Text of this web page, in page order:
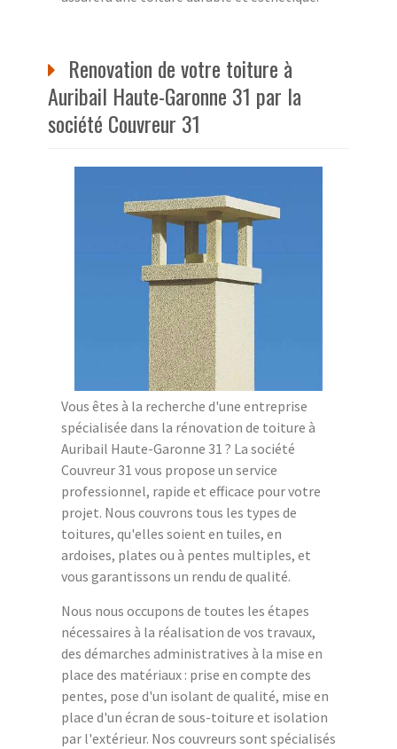
Renovation de votre toiture à
Auribail Haute-Garonne 31 par la
société Couvreur 31
Vous êtes à la recherche d'une entreprise
spécialisée dans la rénovation de toiture à
Auribail Haute-Garonne 31 ? La société
Couvreur 31 vous propose un service
professionnel, rapide et efficace pour votre
projet. Nous couvrons tous les types de
toitures, qu'elles soient en tuiles, en
ardoises, plates ou à pentes multiples, et
vous garantissons un rendu de qualité.
Nous nous occupons de toutes les étapes
nécessaires à la réalisation de vos travaux,
des démarches administratives à la mise en
place des matériaux : prise en compte des
pentes, pose d'un isolant de qualité, mise en
place d'un écran de sous-toiture et isolation
par l'extérieur. Nos couvreurs sont spécialisés